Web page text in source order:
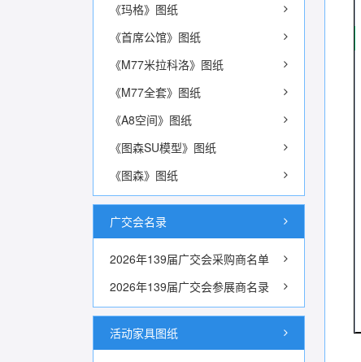
《玛格》图纸
《首席公馆》图纸
《M77米拉科洛》图纸
《M77全套》图纸
《A8空间》图纸
《图森SU模型》图纸
《图森》图纸
广交会名录
2026年139届广交会采购商名单
2026年139届广交会参展商名录
活动家具图纸